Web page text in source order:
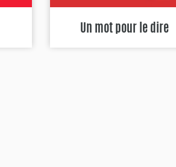
Un mot pour le dire